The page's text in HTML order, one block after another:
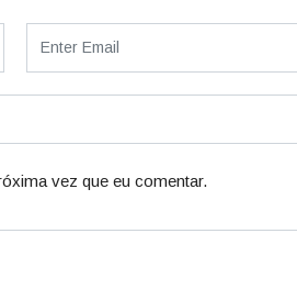
vez que eu comentar.